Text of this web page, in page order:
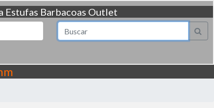
Estufas Barbacoas Outlet